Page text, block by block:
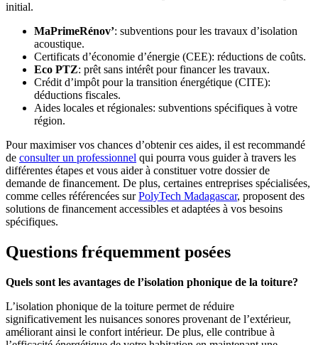
initial.
MaPrimeRénov’: subventions pour les travaux d’isolation
acoustique.
Certificats d’économie d’énergie (CEE): réductions de coûts.
Eco PTZ: prêt sans intérêt pour financer les travaux.
Crédit d’impôt pour la transition énergétique (CITE):
déductions fiscales.
Aides locales et régionales: subventions spécifiques à votre
région.
Pour maximiser vos chances d’obtenir ces aides, il est recommandé
de consulter un professionnel qui pourra vous guider à travers les
différentes étapes et vous aider à constituer votre dossier de
demande de financement. De plus, certaines entreprises spécialisées,
comme celles référencées surPolyTech Madagascar, proposent des
solutions de financement accessibles et adaptées à vos besoins
spécifiques.
Questions fréquemment posées
Quels sont les avantages de l’isolation phonique de la toiture?
L’isolation phonique de la toiture permet de réduire
significativement les nuisances sonores provenant de l’extérieur,
améliorant ainsi le confort intérieur. De plus, elle contribue à